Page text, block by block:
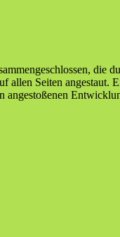
die
allen Seiten
angestoßenen